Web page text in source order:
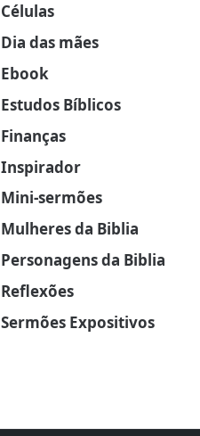
Células
Dia das mães
Ebook
Estudos Bíblicos
Finanças
Inspirador
Mini-sermões
Mulheres da Biblia
Personagens da Biblia
Reflexões
Sermões Expositivos